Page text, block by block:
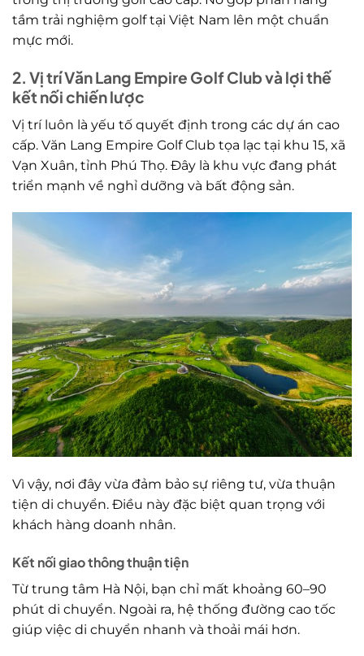
tầm trải nghiệm golf tại Việt Nam lên một chuẩn
mực mới.
2. Vị trí Văn Lang Empire Golf Club và lợi thế
kết nối chiến lược
Vị trí luôn là yếu tố quyết định trong các dự án cao
cấp. Văn Lang Empire Golf Club tọa lạc tại khu 15, xã
Vạn Xuân, tỉnh Phú Thọ. Đây là khu vực đang phát
triển mạnh về nghỉ dưỡng và bất động sản.
Vì vậy, nơi đây vừa đảm bảo sự riêng tư, vừa thuận
tiện di chuyển. Điều này đặc biệt quan trọng với
khách hàng doanh nhân.
Kết nối giao thông thuận tiện
Từ trung tâm Hà Nội, bạn chỉ mất khoảng 60–90
phút di chuyển. Ngoài ra, hệ thống đường cao tốc
giúp việc di chuyển nhanh và thoải mái hơn.